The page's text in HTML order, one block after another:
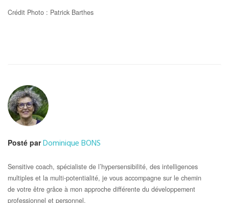
Crédit Photo : Patrick Barthes
Posté parDominique BONS
Sensitive coach, spécialiste de l’hypersensibilité, des intelligences
multiples et la multi-potentialité, je vous accompagne sur le chemin
de votre être grâce à mon approche différente du développement
professionnel et personnel.